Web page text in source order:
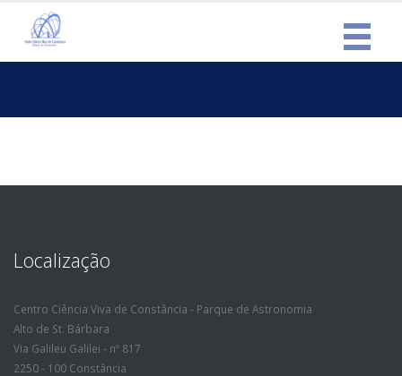
Localização
Centro Ciência Viva de Constância - Parque de Astronomia
Alto de St. Bárbara
Via Galileu Galilei - nº 817
2250 - 100 Constância